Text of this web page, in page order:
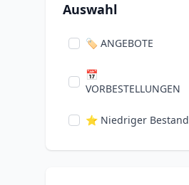
Auswahl
🏷️ ANGEBOTE
📅
VORBESTELLUNGEN
⭐ Niedriger Bestand